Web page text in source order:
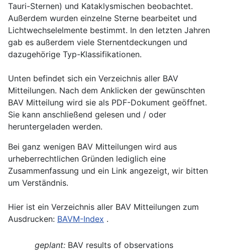
Tauri-Sternen) und Kataklysmischen beobachtet.
Außerdem wurden einzelne Sterne bearbeitet und
Lichtwechselelmente bestimmt. In den letzten Jahren
gab es außerdem viele Sternentdeckungen und
dazugehörige Typ-Klassifikationen.
Unten befindet sich ein Verzeichnis aller BAV
Mitteilungen. Nach dem Anklicken der gewünschten
BAV Mitteilung wird sie als PDF-Dokument geöffnet.
Sie kann anschließend gelesen und / oder
heruntergeladen werden.
Bei ganz wenigen BAV Mitteilungen wird aus
urheberrechtlichen Gründen lediglich eine
Zusammenfassung und ein Link angezeigt, wir bitten
um Verständnis.
Hier ist ein Verzeichnis aller BAV Mitteilungen zum
Ausdrucken: BAVM-Index .
geplant: BAV results of observations